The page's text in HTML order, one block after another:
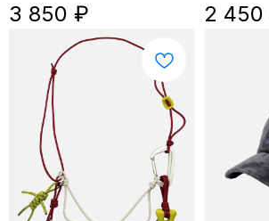
3 850 ₽ 2 450